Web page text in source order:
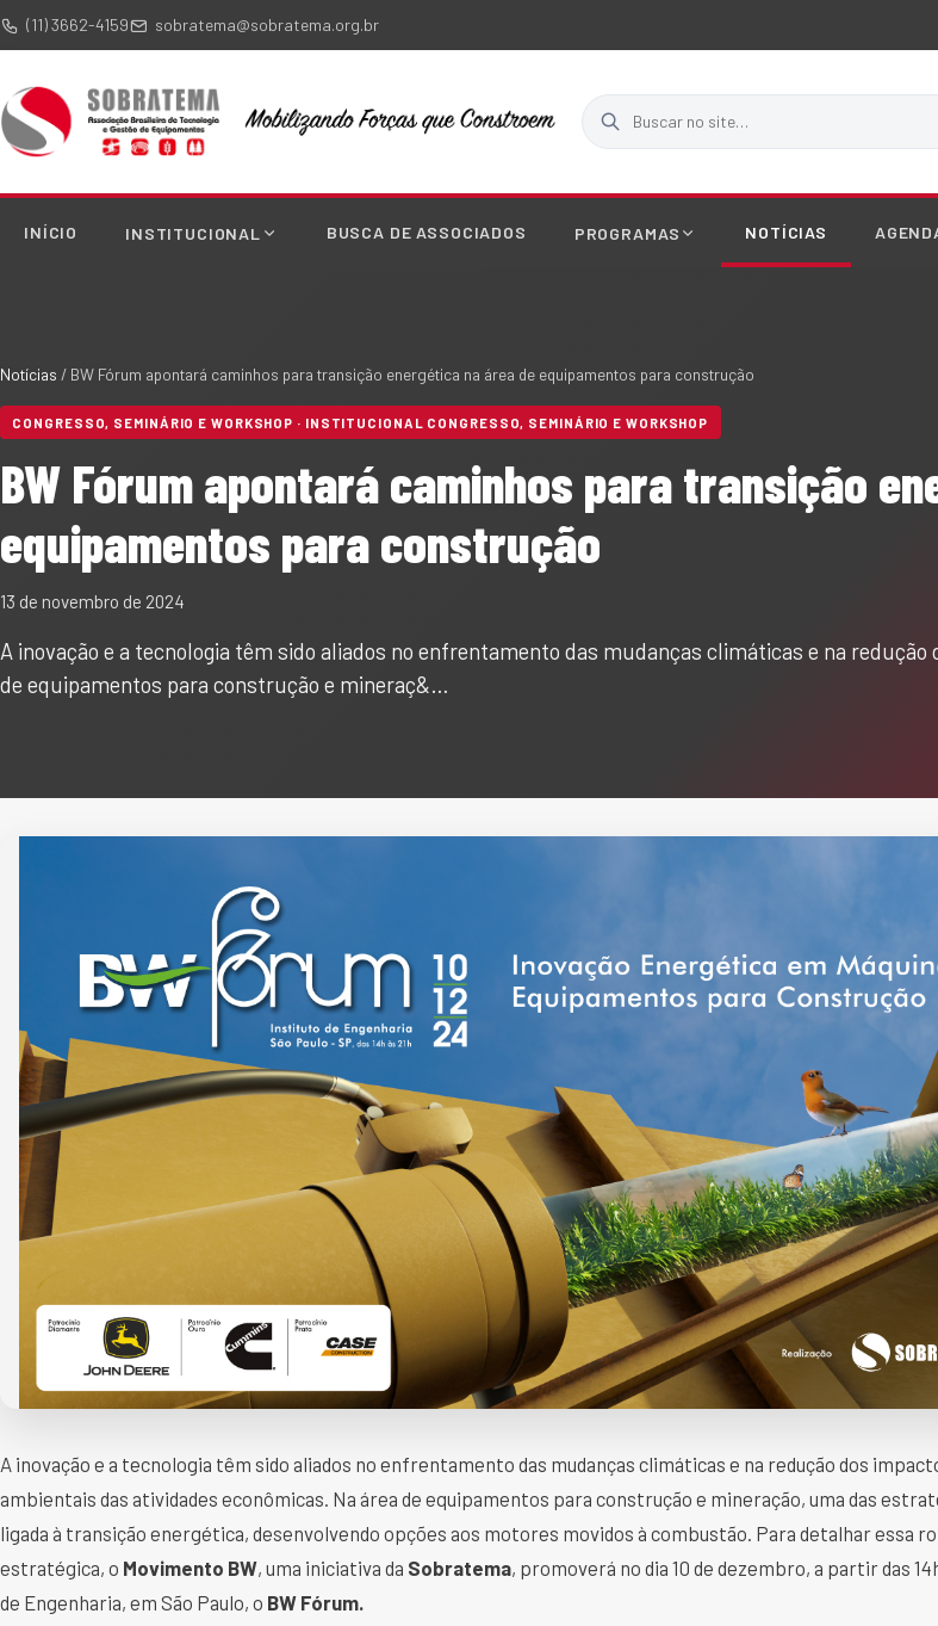
(11) 3662-4159 sobratema@sobratema.org.br
Buscar no site
INÍCIO INSTITUCIONAL BUSCA DE ASSOCIADOS PROGRAMAS NOTÍCIAS
Notícias / BW Fórum apontará caminhos para transição energética na área de equipamentos para construção
CONGRESSO, SEMINÁRIO E WORKSHOP · INSTITUCIONAL CONGRESSO, SEMINÁRIO E WORKSHOP
BW Fórum apontará caminhos para transição
equipamentos para construção
13 de novembro de 2024
A inovação e a tecnologia têm sido aliados no enfrentamento das mudanças climáticas e na
de equipamentos para construção e mineraç&…
A inovação e a tecnologia têm sido aliados no enfrentamento das mudanças climáticas e na redução dos
ambientais das atividades econômicas. Na área de equipamentos para construção e mineração, uma das
ligada à transição energética, desenvolvendo opções aos motores movidos à combustão. Para detalhar essa
estratégica, o Movimento BW, uma iniciativa da Sobratema, promoverá no dia 10 de dezembro, a partir das
de Engenharia, em São Paulo, o BW Fórum.